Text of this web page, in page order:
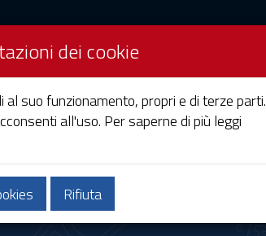
e territorio
dei cookie
suo funzionamento, propri e di terze parti.
all'uso. Per saperne di più leggi
Rifiuta